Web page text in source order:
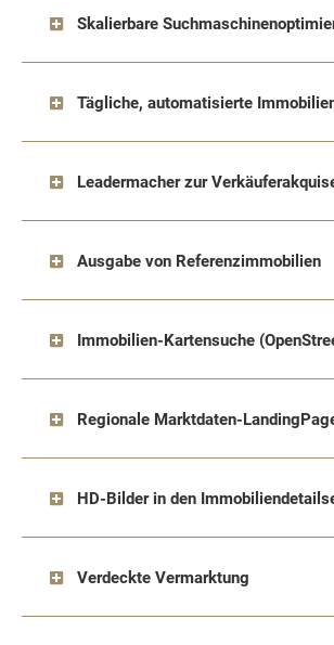
Skalierbare
Tägliche, automatisierte
Leadermacher zur
Ausgabe von Referenzimmobilien
Immobilien-Kartensuche
Regionale Marktdaten-
HD-Bilder in den
Verdeckte Vermarktung